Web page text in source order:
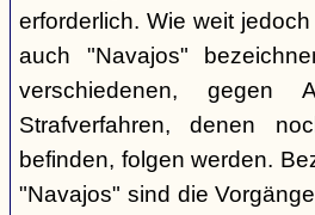
erforderlich. Wie weit
auch "Navajos"
verschiedenen, gegen
Strafverfahren, denen
befinden, folgen werden.
"Navajos" sind die